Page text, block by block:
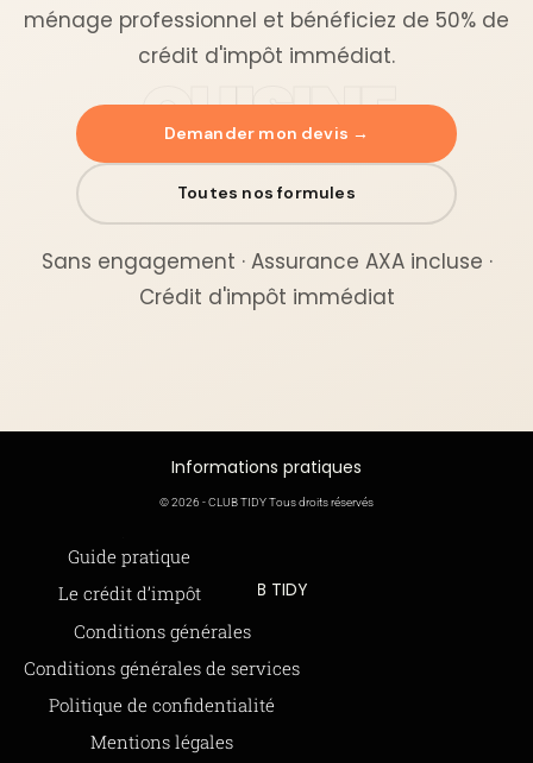
ménage professionnel et bénéficiez de 50% de
crédit d'impôt immédiat.
Demander mon devis →
Toutes nos formules
Sans engagement · Assurance AXA incluse ·
Crédit d'impôt immédiat
Informations pratiques
Guide pratique
Le crédit d’impôt
Offre de parrainage 50-50
FAQ
BLOG
© 2026 - CLUB TIDY Tous droits réservés
Informations légales
Conditions générales
Conditions générales de services
Politique de confidentialité
Mentions légales
CLUB TIDY
SAS CLUB TIDY
165 Avenue de Bretagne
979 480 886 RCS LILLE Métropole
SAP / 979480886 Acte 2023-140